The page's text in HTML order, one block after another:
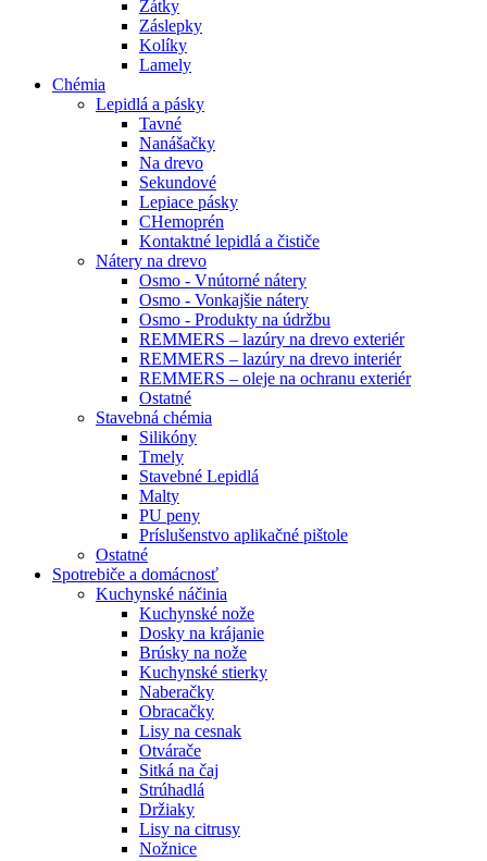
Zátky
Záslepky
Kolíky
Lamely
Chémia
Lepidlá a pásky
Tavné
Nanášačky
Na drevo
Sekundové
Lepiace pásky
CHemoprén
Kontaktné lepidlá a čističe
Nátery na drevo
Osmo - Vnútorné nátery
Osmo - Vonkajšie nátery
Osmo - Produkty na údržbu
REMMERS – lazúry na drevo exteriér
REMMERS – lazúry na drevo interiér
REMMERS – oleje na ochranu exteriér
Ostatné
Stavebná chémia
Silikóny
Tmely
Stavebné Lepidlá
Malty
PU peny
Príslušenstvo aplikačné pištole
Ostatné
Spotrebiče a domácnosť
Kuchynské náčinia
Kuchynské nože
Dosky na krájanie
Brúsky na nože
Kuchynské stierky
Naberačky
Obracačky
Lisy na cesnak
Otvárače
Sitká na čaj
Strúhadlá
Držiaky
Lisy na citrusy
Nožnice